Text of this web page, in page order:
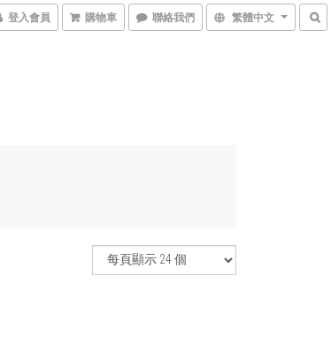
登入會員 購物車 聯絡我們 繁體中文